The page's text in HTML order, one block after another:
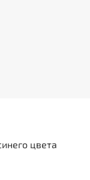
цвета